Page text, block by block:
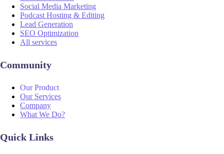
Social Media Marketing
Podcast Hosting & Editing
Lead Generation
SEO Optimization
All services
Community
Our Product
Our Services
Company
What We Do?
Quick Links